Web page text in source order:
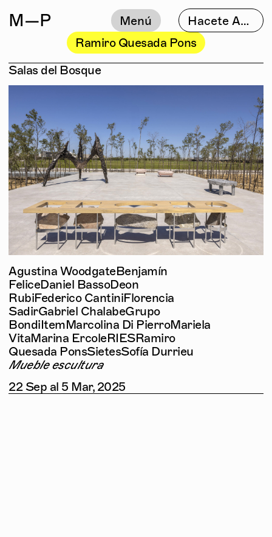
M—P Menú
Hacete Amigo
Ramiro Quesada Pons
Agustina WoodgateBenjamín
FeliceDaniel BassoDeon
RubiFederico CantiniFlorencia
SadirGabriel ChalabeGrupo
BondiItemMarcolina Di PierroMariela
VitaMarina ErcoleRIESRamiro
Quesada PonsSietesSofía Durrieu
Mueble escultura
Salas del Bosque
22Sep al 5 Mar, 2025